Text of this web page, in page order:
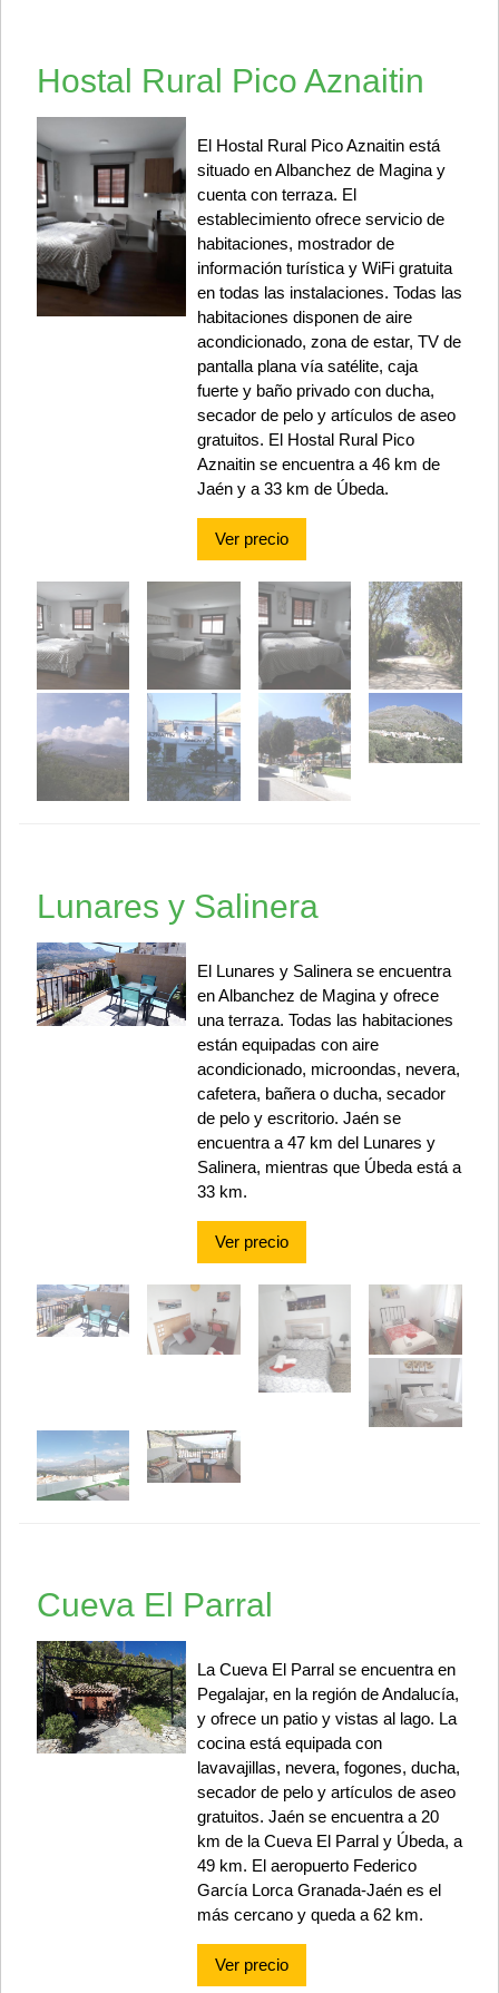
Hostal Rural Pico Aznaitin
El Hostal Rural Pico Aznaitin está
situado en Albanchez de Magina y
cuenta con terraza. El
establecimiento ofrece servicio de
habitaciones, mostrador de
información turística y WiFi gratuita
en todas las instalaciones. Todas las
habitaciones disponen de aire
acondicionado, zona de estar, TV de
pantalla plana vía satélite, caja
fuerte y baño privado con ducha,
secador de pelo y artículos de aseo
gratuitos. El Hostal Rural Pico
Aznaitin se encuentra a 46 km de
Jaén y a 33 km de Úbeda.
Ver precio
Lunares y Salinera
El Lunares y Salinera se encuentra
en Albanchez de Magina y ofrece
una terraza. Todas las habitaciones
están equipadas con aire
acondicionado, microondas, nevera,
cafetera, bañera o ducha, secador
de pelo y escritorio. Jaén se
encuentra a 47 km del Lunares y
Salinera, mientras que Úbeda está a
33 km.
Ver precio
Cueva El Parral
La Cueva El Parral se encuentra en
Pegalajar, en la región de Andalucía,
y ofrece un patio y vistas al lago. La
cocina está equipada con
lavavajillas, nevera, fogones, ducha,
secador de pelo y artículos de aseo
gratuitos. Jaén se encuentra a 20
km de la Cueva El Parral y Úbeda, a
49 km. El aeropuerto Federico
García Lorca Granada-Jaén es el
más cercano y queda a 62 km.
Ver precio